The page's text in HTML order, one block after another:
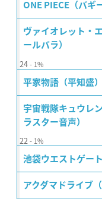
ONE PIECE（バギ
ヴァイオレット・
ールバラ）
24 1%
平家物語（平知盛）
宇宙戦隊キュウレ
ラスター音声）
22 1%
池袋ウエストゲー
アクダマドライブ